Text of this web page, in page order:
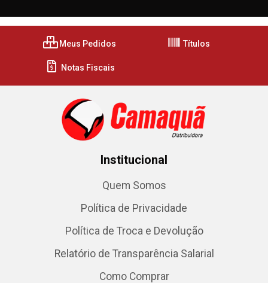
Meus Pedidos Títulos
Notas Fiscais
Institucional
Quem Somos
Política de Privacidade
Política de Troca e Devolução
Relatório de Transparência Salarial
Como Comprar